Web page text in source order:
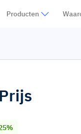
Producten
Prijs